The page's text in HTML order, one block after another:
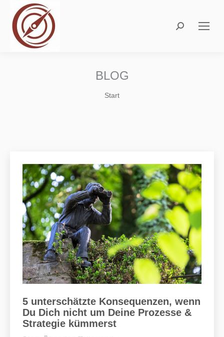
Search:
BLOG
Sie befinden sich hier:
Start
5 unterschätzte Konsequenzen, wenn
Du Dich nicht um Deine Prozesse &
Strategie kümmerst